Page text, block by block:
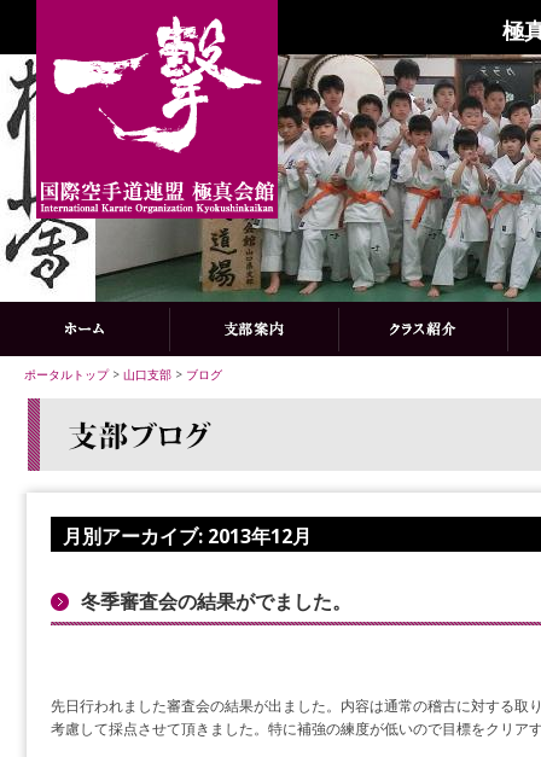
極
ポータルトップ> 山口支部 > ブログ
月別アーカイブ: 2013年12月
冬季審査会の結果がでました。
先日行われました審査会の結果が出ました。内容は通常の稽古に対する取
考慮して採点させて頂きました。特に補強の練度が低いので目標をクリア